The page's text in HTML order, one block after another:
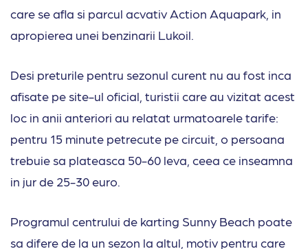
care se afla si parcul acvativ Action Aquapark, in
apropierea unei benzinarii Lukoil.
Desi preturile pentru sezonul curent nu au fost inca
afisate pe site-ul oficial, turistii care au vizitat acest
loc in anii anteriori au relatat urmatoarele tarife:
pentru 15 minute petrecute pe circuit, o persoana
trebuie sa plateasca 50-60 leva, ceea ce inseamna
in jur de 25-30 euro.
Programul centrului de karting Sunny Beach poate
sa difere de la un sezon la altul, motiv pentru care